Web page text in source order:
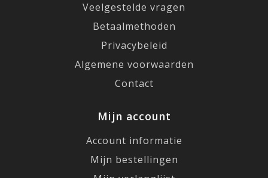
Veelgestelde vragen
Betaalmethoden
Privacybeleid
Algemene voorwaarden
Contact
Mijn account
Account informatie
Mijn bestellingen